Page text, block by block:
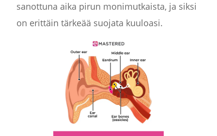
sanottuna aika pirun monimutkaista, ja siksi
on erittäin tärkeää suojata kuuloasi.